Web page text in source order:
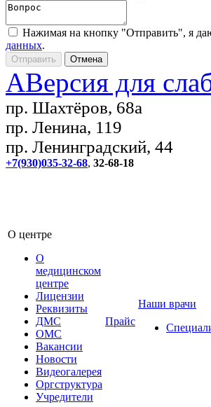
Нажимая на кнопку "Отправить", я
данных.
AВерсия для
пр. Шахтёров, 68а
пр. Ленина, 119
пр. Ленинградский, 44
+7(930)035-32-68, 32-68-18
О центре
О
медицинском
центре
Лицензии
Реквизиты
ДМС
ОМС
Вакансии
Новости
Видеогалерея
Оргструктура
Учредители
Прайс
Наши врачи